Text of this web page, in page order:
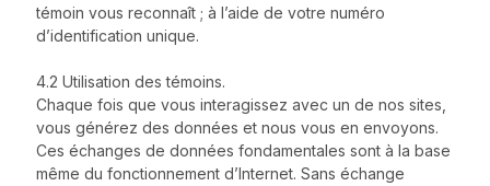
témoin vous reconnaît ; à l’aide de votre numéro
d’identification unique.
4.2 Utilisation des témoins.
Chaque fois que vous interagissez avec un de nos sites,
vous générez des données et nous vous en envoyons.
Ces échanges de données fondamentales sont à la base
même du fonctionnement d’Internet. Sans échange